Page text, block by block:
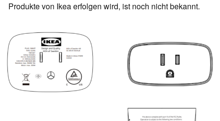
Produkte von Ikea erfolgen wird, ist noch nicht bekannt.